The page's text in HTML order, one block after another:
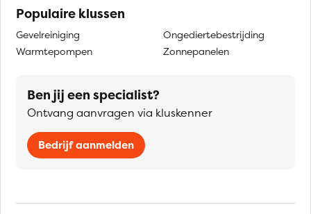
Populaire klussen
Gevelreiniging
Warmtepompen
Ongediertebestrijding
Zonnepanelen
Ben jij een specialist?
Ontvang aanvragen via kluskenner
Bedrijf aanmelden